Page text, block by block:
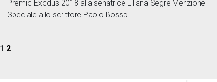
Premio Exodus 2018 alla senatrice Liliana Segre Menzione
Speciale allo scrittore Paolo Bosso
1 2